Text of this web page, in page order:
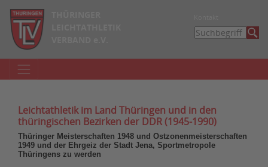
Leichtathletik im Land Thüringen und in den
thüringischen Bezirken der DDR (1945-1990)
Thüringer Meisterschaften 1948 und Ostzonenmeisterschaften
1949 und der Ehrgeiz der Stadt Jena, Sportmetropole
Thüringens zu werden